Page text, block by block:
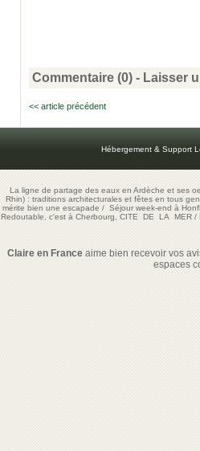
Commentaire (0) - Laisser
<< article précédent
Hébergement & Support
La ligne de partage des eaux en Ardèche et ses
Rhin) : traditions architecturales et fêtes en tous
mérite bien une escapade/Séjour week-end à
Redoutable, c'est à Cherbourg, CITE DE LA MER/
Claire en Franceaime bien recevoir vos
espaces